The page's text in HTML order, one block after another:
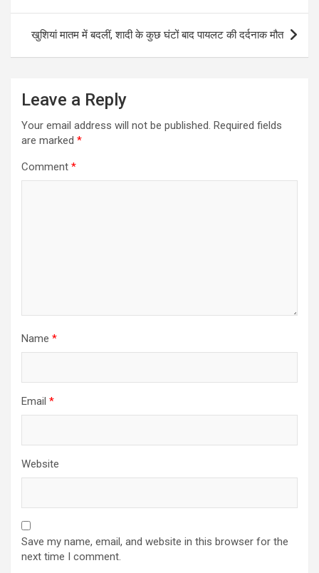
खुशियां मातम में बदलीं, शादी के कुछ घंटों बाद पायलट की दर्दनाक मौत
Leave a Reply
Your email address will not be published. Required fields
are marked *
Comment *
Name *
Email *
Website
Save my name, email, and website in this browser for the
next time I comment.